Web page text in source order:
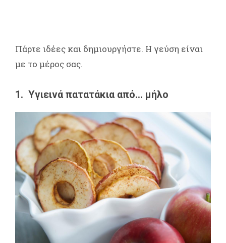
Πάρτε ιδέες και δημιουργήστε. Η γεύση είναι
με το μέρος σας.
1. Υγιεινά πατατάκια από… μήλο